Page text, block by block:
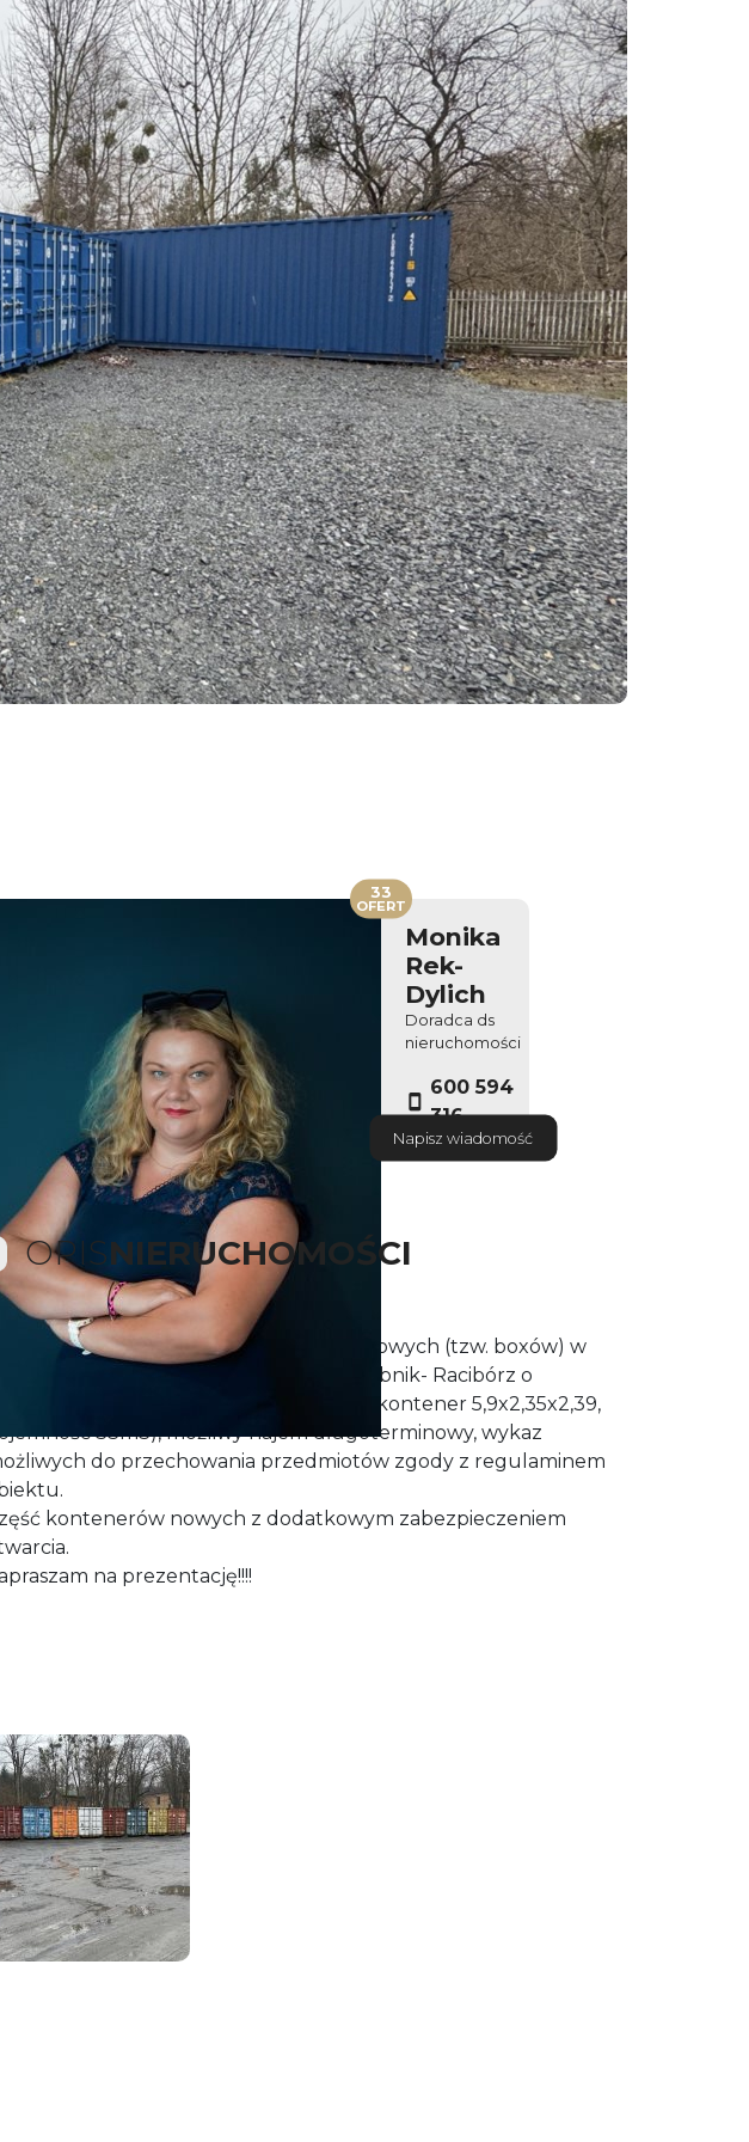
Monika
Rek-
Dylich
Doradca ds
nieruchomości
600 594
316
Napisz wiadomość
33
OFERT
OPISNIERUCHOMOŚCI
wynajęcia kilka kontenerów magazynowych (tzw. boxów) w
przy drodze wojewódzkiej Rybnik- Racibórz o
użytkowej ok 14m2 (typowy kontener 5,9x2,35x2,39,
33m3), możliwy najem długoterminowy, wykaz
do przechowania przedmiotów zgody z regulaminem
kontenerów nowych z dodatkowym zabezpieczeniem
na prezentację!!!!